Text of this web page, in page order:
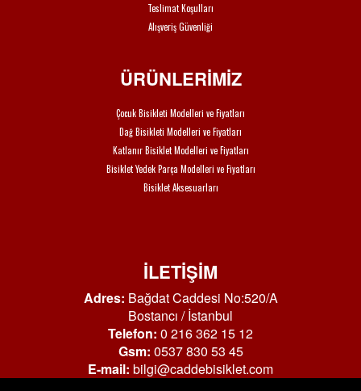
Teslimat Koşulları
Alışveriş Güvenliği
ÜRÜNLERİMİZ
Çocuk Bisikleti Modelleri ve Fiyatları
Dağ Bisikleti Modelleri ve Fiyatları
Katlanır Bisiklet Modelleri ve Fiyatları
Bisiklet Yedek Parça Modelleri ve Fiyatları
Bisiklet Aksesuarları
İLETİŞİM
Adres: Bağdat Caddesi No:520/A
Bostancı / İstanbul
Telefon: 0 216 362 15 12
Gsm: 0537 830 53 45
E-mail: bilgi@caddebisiklet.com